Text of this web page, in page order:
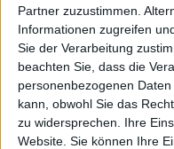
Partner zuzustimmen.
Informationen zugreifen
Sie der Verarbeitung
beachten Sie, dass die
personenbezogenen
kann, obwohl Sie das
zu widersprechen. Ihre
Website. Sie können Ihre
für den Re-Release
Stream“ auserkoren,
zurück zu DISMEMBER
nach dem zweiten
ein gewisser Matti Kärki
THERION) zur Band,
Recollections“ den